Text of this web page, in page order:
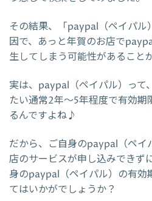
その結果、「paypal（ペイパル
因で、あっと年賀のお店で
生してしまう可能性があること
実は、paypal（ペイパル）って
たい通常2年～5年程度で有効期
るんですよね♪
だから、ご自身のpaypal（ペイ
店のサービスが申し込みできず
身のpaypal（ペイパル）の有効
てはいかがでしょうか？